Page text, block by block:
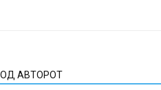
ОД АВТОРОТ